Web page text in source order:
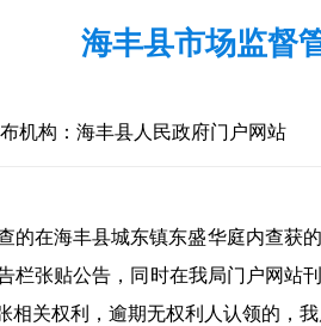
海丰县市场监督
机构：海丰县人民政府门户网站
在海丰县城东镇东盛华庭内查获
栏张贴公告，同时在我局门户网站
关权利，逾期无权利人认领的，